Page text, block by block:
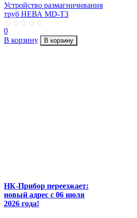
Устройство размагничивания
труб НЕВА MD-T3
0
В корзину
В корзину
НК-Прибор переезжает:
новый адрес с 06 июля
2026 года!